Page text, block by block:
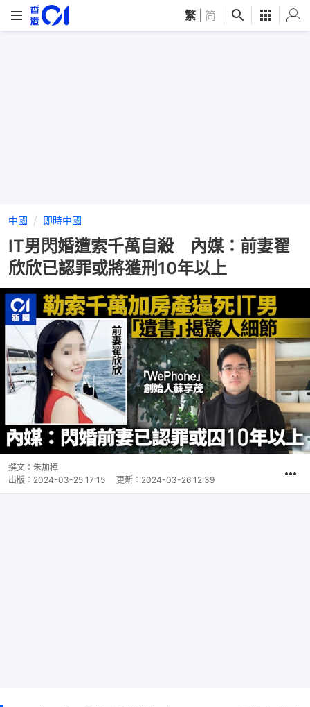
繁 简
中國 即時中國
IT男閃婚遭索千萬自殺 內媒：前妻翟
欣欣已認罪或將獲刑10年以上
撰文： 朱加樟
出版： 2024-03-25 17:15 更新： 2024-03-26 12:39